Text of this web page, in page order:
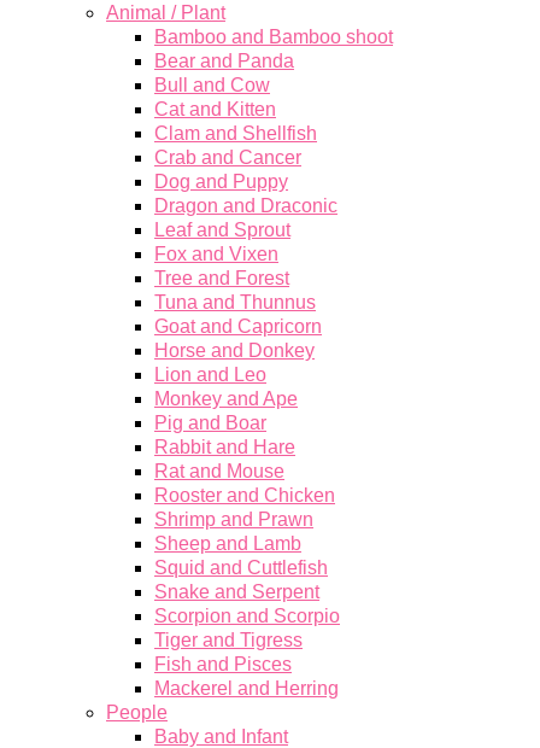
Animal / Plant
Bamboo and Bamboo shoot
Bear and Panda
Bull and Cow
Cat and Kitten
Clam and Shellfish
Crab and Cancer
Dog and Puppy
Dragon and Draconic
Leaf and Sprout
Fox and Vixen
Tree and Forest
Tuna and Thunnus
Goat and Capricorn
Horse and Donkey
Lion and Leo
Monkey and Ape
Pig and Boar
Rabbit and Hare
Rat and Mouse
Rooster and Chicken
Shrimp and Prawn
Sheep and Lamb
Squid and Cuttlefish
Snake and Serpent
Scorpion and Scorpio
Tiger and Tigress
Fish and Pisces
Mackerel and Herring
People
Baby and Infant